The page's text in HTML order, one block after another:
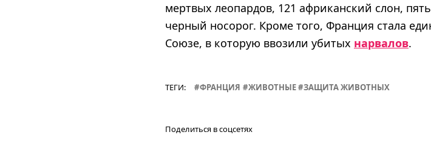
мертвых леопардов, 121 африканский слон,
черный носорог. Кроме того, Франция стала
Союзе, в которую ввозили убитых нарвалов.
ТЕГИ: ФРАНЦИЯ ЖИВОТНЫЕ ЗАЩИТА ЖИВОТНЫХ
Поделиться в соцсетях